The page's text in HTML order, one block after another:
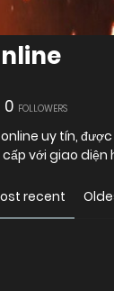
0 FOLLOWERS
online uy tín,
với giao
recent